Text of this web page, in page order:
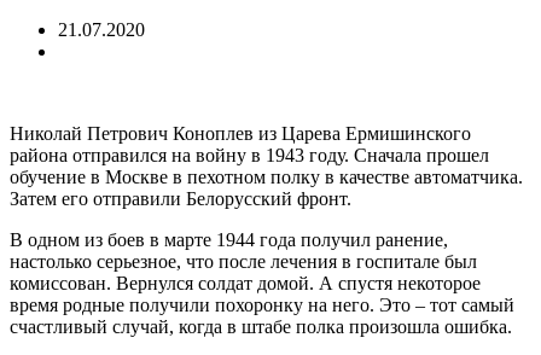
21.07.2020
Николай Петрович Коноплев из Царева Ермишинского
района отправился на войну в 1943 году. Сначала прошел
обучение в Москве в пехотном полку в качестве автоматчика.
Затем его отправили Белорусский фронт.
В одном из боев в марте 1944 года получил ранение,
настолько серьезное, что после лечения в госпитале был
комиссован. Вернулся солдат домой. А спустя некоторое
время родные получили похоронку на него. Это – тот самый
счастливый случай, когда в штабе полка произошла ошибка.